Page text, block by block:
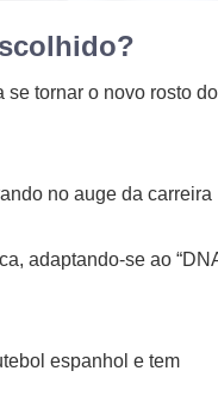
se tornar o novo rosto do
no auge da carreira
adaptando-se ao
espanhol e tem